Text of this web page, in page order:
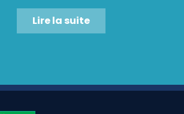
Lire la suite